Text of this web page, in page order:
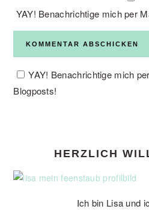
YAY! Benachrichtige mich per
YAY! Benachrichtige mich
Blogposts!
HERZLICH
Ich bin Lisa und